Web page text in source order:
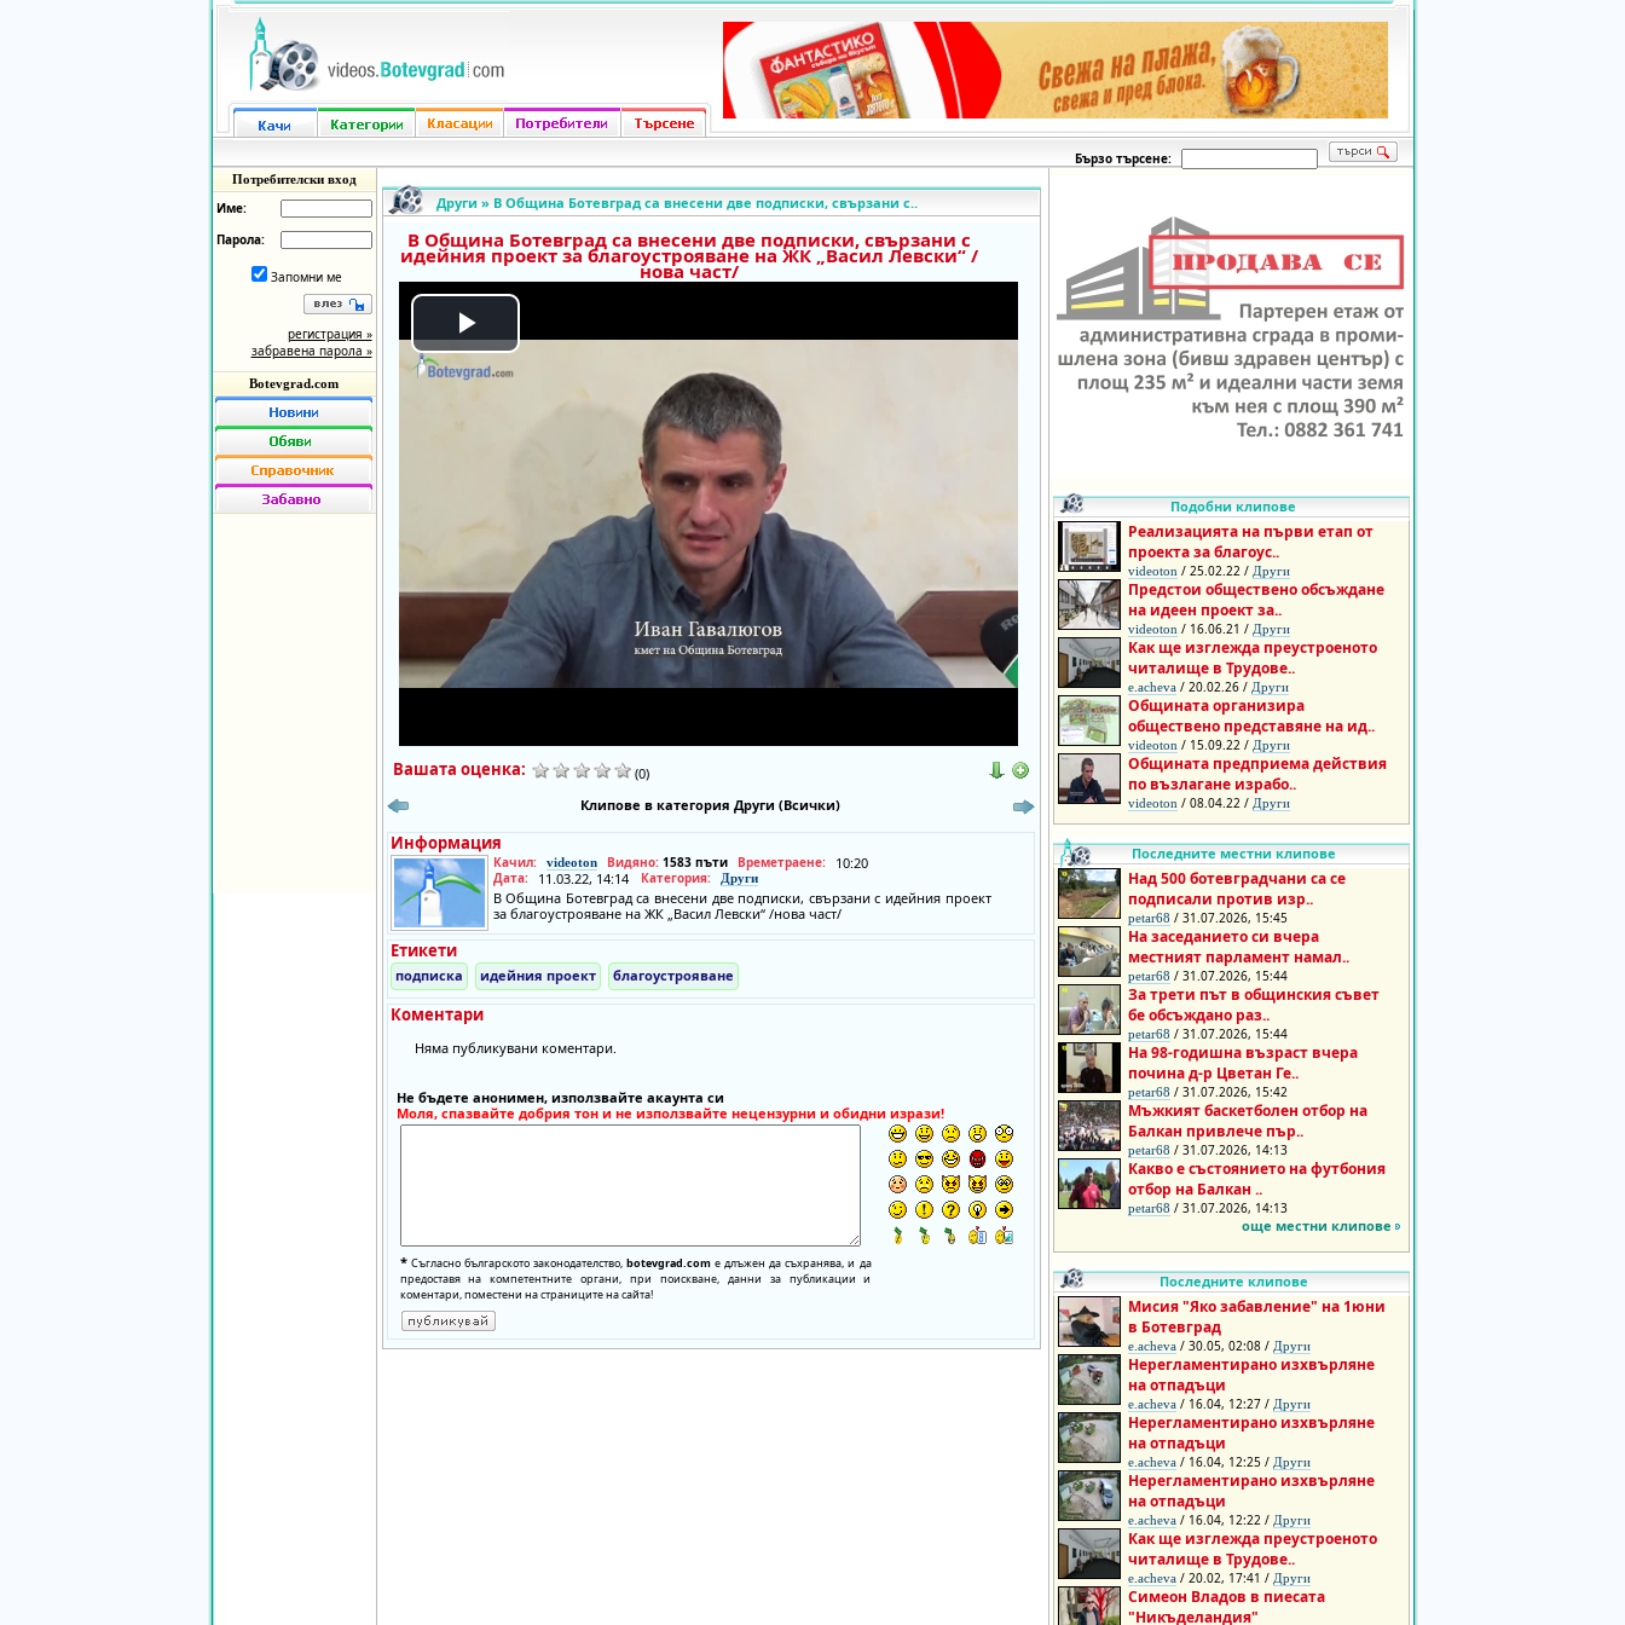
Бързо търсене:
Потребителски вход
Име:
Парола:
Запомни ме
регистрация »
забравена парола »
Botevgrad.com
Други » В Община Ботевград са внесени две подписки, свързани с..
В Община Ботевград са внесени две подписки, свързани с
идейния проект за благоустрояване на ЖК „Васил Левски“ /
нова част/
Play
Video
Вашата оценка:
(0)
Клипове в категория Други (Всички)
Информация
Качил: videoton Видяно: 1583 пъти Времетраене: 10:20
Дата: 11.03.22, 14:14 Категория: Други
В Община Ботевград са внесени две подписки, свързани с идейния проект
за благоустрояване на ЖК „Васил Левски“ /нова част/
Етикети
подписка идейния проект благоустрояване
Коментари
Няма публикувани коментари.
Не бъдете анонимен, използвайте акаунта си
Моля, спазвайте добрия тон и не използвайте нецензурни и обидни изрази!
*Съгласно българското законодателство, botevgrad.comе длъжен да съхранява, и да
предоставя на компетентните органи, при поискване, данни за публикации и
коментари, поместени на страниците на сайта!
Подобни клипове
Реализацията на първи етап от
проекта за благоус..
videoton / 25.02.22 / Други
Предстои обществено обсъждане
на идеен проект за..
videoton / 16.06.21 / Други
Как ще изглежда преустроеното
читалище в Трудове..
e.acheva / 20.02.26 / Други
Общината организира
обществено представяне на ид..
videoton / 15.09.22 / Други
Общината предприема действия
по възлагане израбо..
videoton / 08.04.22 / Други
Последните местни клипове
Над 500 ботевградчани са се
подписали против изр..
petar68 / 31.07.2026, 15:45
На заседанието си вчера
местният парламент намал..
petar68 / 31.07.2026, 15:44
За трети път в общинския съвет
бе обсъждано раз..
petar68 / 31.07.2026, 15:44
На 98-годишна възраст вчера
почина д-р Цветан Ге..
petar68 / 31.07.2026, 15:42
Мъжкият баскетболен отбор на
Балкан привлече пър..
petar68 / 31.07.2026, 14:13
Какво е състоянието на футбония
отбор на Балкан ..
petar68 / 31.07.2026, 14:13
още местни клипове
Последните клипове
Мисия "Яко забавление" на 1юни
в Ботевград
e.acheva / 30.05, 02:08 / Други
Нерегламентирано изхвърляне
на отпадъци
e.acheva / 16.04, 12:27 / Други
Нерегламентирано изхвърляне
на отпадъци
e.acheva / 16.04, 12:25 / Други
Нерегламентирано изхвърляне
на отпадъци
e.acheva / 16.04, 12:22 / Други
Как ще изглежда преустроеното
читалище в Трудове..
e.acheva / 20.02, 17:41 / Други
Симеон Владов в пиесата
"Никъделандия"